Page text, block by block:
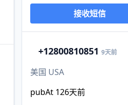
接收短信
+12800810851 9天前
美国 USA
pubAt 126天前